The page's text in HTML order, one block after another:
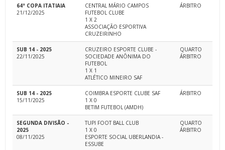
64ª COPA ITATIAIA
21/12/2025
CENTRAL MÁRIO CAMPOS
FUTEBOL CLUBE
1 X 2
ASSOCIAÇÃO ESPORTIVA
CRUZEIRINHO
ÁRBITRO
SUB 14 - 2025
22/11/2025
CRUZEIRO ESPORTE CLUBE -
SOCIEDADE ANÔNIMA DO
FUTEBOL
1 X 1
ATLÉTICO MINEIRO SAF
QUARTO
ÁRBITRO
SUB 14 - 2025
15/11/2025
COIMBRA ESPORTE CLUBE SAF
1 X 0
BETIM FUTEBOL (AMDH)
ÁRBITRO
SEGUNDA DIVISÃO -
2025
08/11/2025
TUPI FOOT BALL CLUB
1 X 0
ESPORTE SOCIAL UBERLANDIA -
ESSUBE
QUARTO
ÁRBITRO